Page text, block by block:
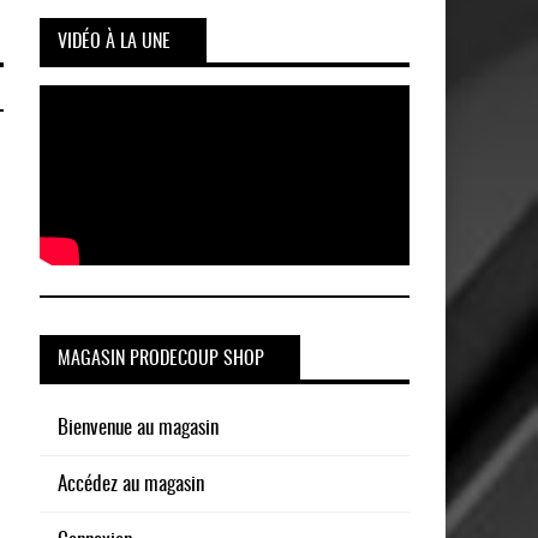
VIDÉO À LA UNE
MAGASIN PRODECOUP SHOP
Bienvenue au magasin
Accédez au magasin